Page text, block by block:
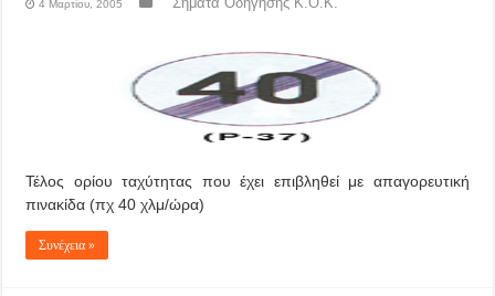
4 Μαρτίου, 2005
Τέλος ορίου ταχύτητας που έχει επιβληθεί με απαγορευτική
πινακίδα (πχ 40 χλμ/ώρα)
Συνέχεια »